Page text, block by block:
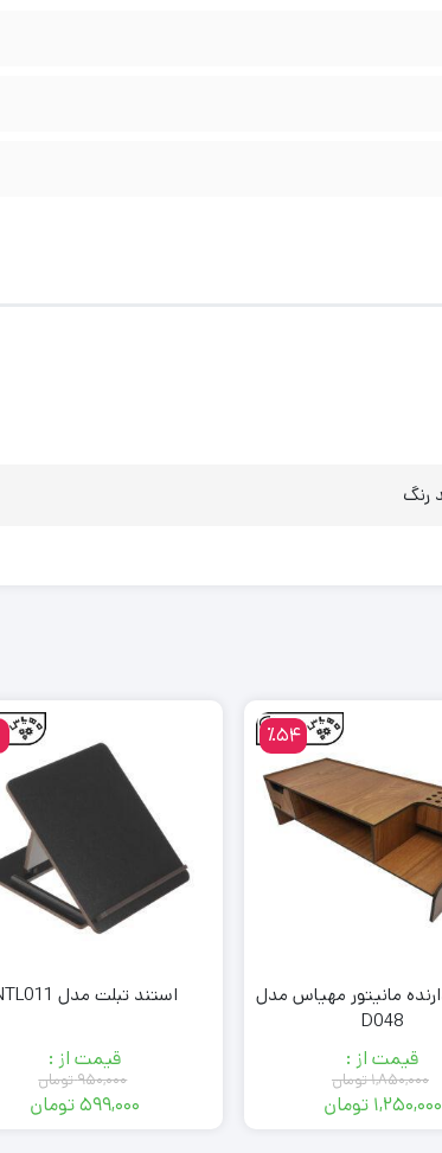
رنگ
٪54
مانیتور مهیاس مدل
D048
قیمت از :
۱,۸۵۰,۰۰۰تومان
۱,۲۵۰,۰۰۰ تومان
استند تبلت مدل NTL011
قیمت از :
۹۵۰,۰۰۰تومان
۵۹۹,۰۰۰تومان